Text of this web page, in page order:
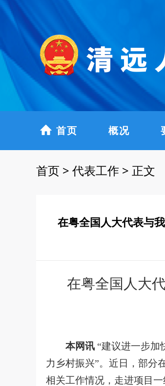
首页 概况
首页 > 代表工作 > 正文
在粤全国人大代表与
在粤全国人大
本网讯 “建议进一步加
力乡村振兴”。近日，部分
相关工作情况，走进项目